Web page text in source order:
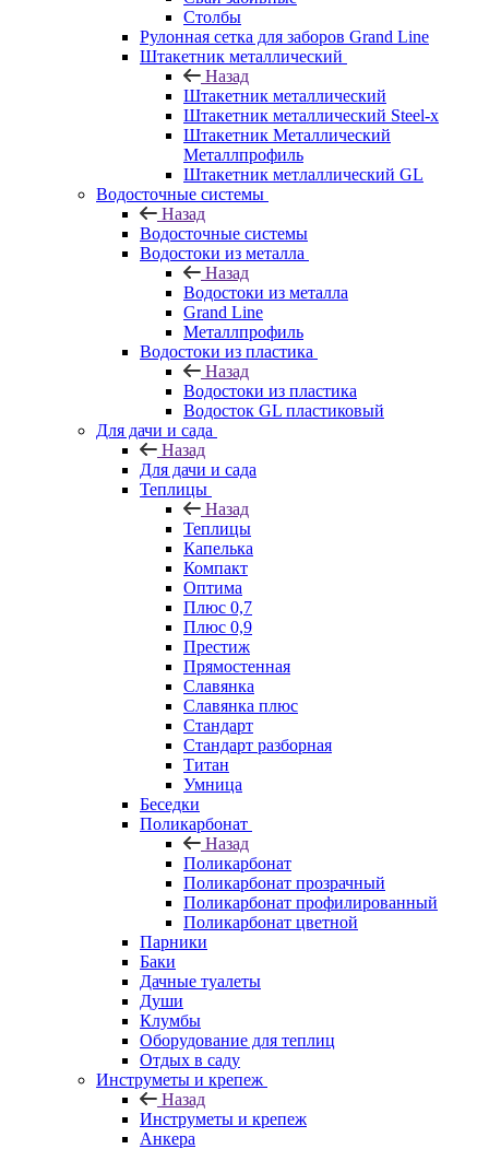
Столбы
Рулонная сетка для заборов Grand Line
Штакетник металлический
Назад
Штакетник металлический
Штакетник металлический Steel-x
Штакетник Металлический
Металлпрофиль
Штакетник метлаллический GL
Водосточные системы
Назад
Водосточные системы
Водостоки из металла
Назад
Водостоки из металла
Grand Line
Металлпрофиль
Водостоки из пластика
Назад
Водостоки из пластика
Водосток GL пластиковый
Для дачи и сада
Назад
Для дачи и сада
Теплицы
Назад
Теплицы
Капелька
Компакт
Оптима
Плюс 0,7
Плюс 0,9
Престиж
Прямостенная
Славянка
Славянка плюс
Стандарт
Стандарт разборная
Титан
Умница
Беседки
Поликарбонат
Назад
Поликарбонат
Поликарбонат прозрачный
Поликарбонат профилированный
Поликарбонат цветной
Парники
Баки
Дачные туалеты
Души
Клумбы
Оборудование для теплиц
Отдых в саду
Инструметы и крепеж
Назад
Инструметы и крепеж
Анкера